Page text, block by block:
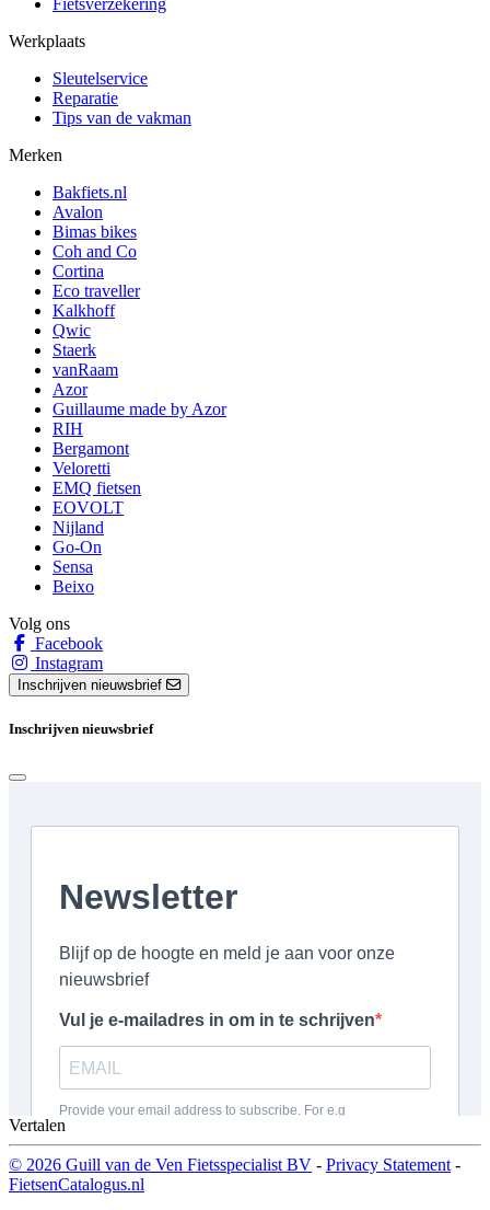
Werkplaats
Sleutelservice
Reparatie
Tips van de vakman
Merken
Bakfiets.nl
Avalon
Bimas bikes
Coh and Co
Cortina
Eco traveller
Kalkhoff
Qwic
Staerk
vanRaam
Azor
Guillaume made by Azor
RIH
Bergamont
Veloretti
EMQ fietsen
EOVOLT
Nijland
Go-On
Sensa
Beixo
Volg ons
Facebook
Instagram
Inschrijven nieuwsbrief
Inschrijven nieuwsbrief
Vertalen
© 2026 Guill van de Ven Fietsspecialist BV - Privacy Statement -
FietsenCatalogus.nl